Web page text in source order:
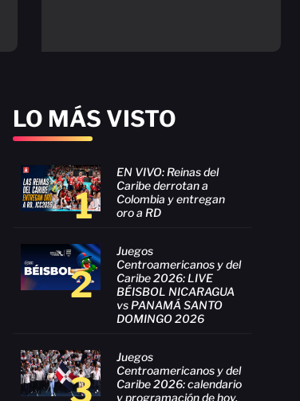
LO MÁS VISTO
1
EN VIVO: Reinas del
Caribe derrotan a
Colombia y entregan
oro a RD
2
Juegos
Centroamericanos y del
Caribe 2026: LIVE
BÉISBOL NICARAGUA
vs PANAMÁ SANTO
DOMINGO 2026
3
Juegos
Centroamericanos y del
Caribe 2026: calendario
y programación de hoy,